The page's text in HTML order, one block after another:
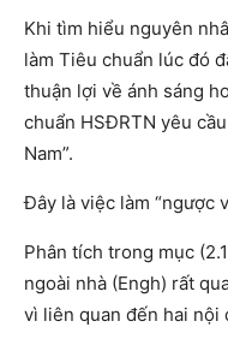
Khi tìm hiểu nguyên
làm Tiêu chuẩn lúc đó
thuận lợi về ánh sáng
chuẩn HSĐRTN yêu
Nam”.
Đây là việc làm “ngược
Phân tích trong mục
ngoài nhà (Engh) rất
vì liên quan đến hai nội